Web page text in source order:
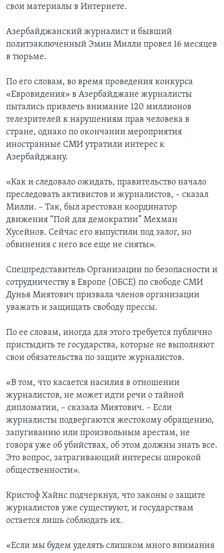
свои материалы в Интернете.
Азербайджанский журналист и бывший
политзаключенный Эмин Милли провел 16 месяцев
в тюрьме.
По его словам, во время проведения конкурса
«Евровидения» в Азербайджане журналисты
пытались привлечь внимание 120 миллионов
телезрителей к нарушениям прав человека в
стране, однако по окончании мероприятия
иностранные СМИ утратили интерес к
Азербайджану.
«Как и следовало ожидать, правительство начало
преследовать активистов и журналистов, – сказал
Милли. – Так, был арестован координатор
движения “Пой для демократии” Мехман
Хусейнов. Сейчас его выпустили под залог, но
обвинения с него все еще не сняты».
Спецпредставитель Организации по безопасности и
сотрудничеству в Европе (ОБСЕ) по свободе СМИ
Дунья Миятович призвала членов организации
уважать и защищать свободу прессы.
По ее словам, иногда для этого требуется публично
пристыдить те государства, которые не выполняют
свои обязательства по защите журналистов.
«В том, что касается насилия в отношении
журналистов, не может идти речи о тайной
дипломатии, – сказала Миятович. – Если
журналисты подвергаются жестокому обращению,
запугиванию или произвольным арестам, не
говоря уже об убийствах, об этом должны знать все.
Это вопрос, затрагивающий интересы широкой
общественности».
Кристоф Хайнс подчеркнул, что законы о защите
журналистов уже существуют, и государствам
остается лишь соблюдать их.
«Если мы будем уделять слишком много внимания